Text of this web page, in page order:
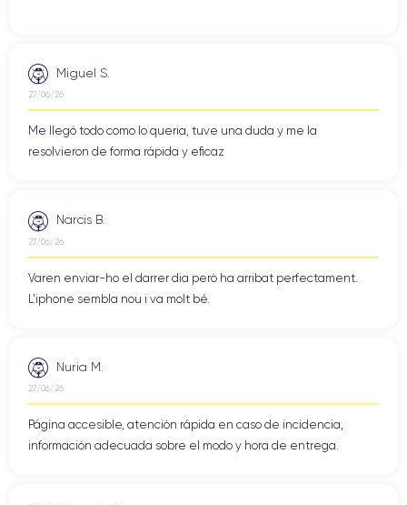
Miguel S.
27/06/26
Me llegó todo como lo queria, tuve una duda y me la
resolvieron de forma rápida y eficaz
Narcis B.
27/06/26
Varen enviar-ho el darrer dia però ha arribat perfectament.
L'iphone sembla nou i va molt bé.
Nuria M.
27/06/26
Página accesible, atención rápida en caso de incidencia,
información adecuada sobre el modo y hora de entrega.